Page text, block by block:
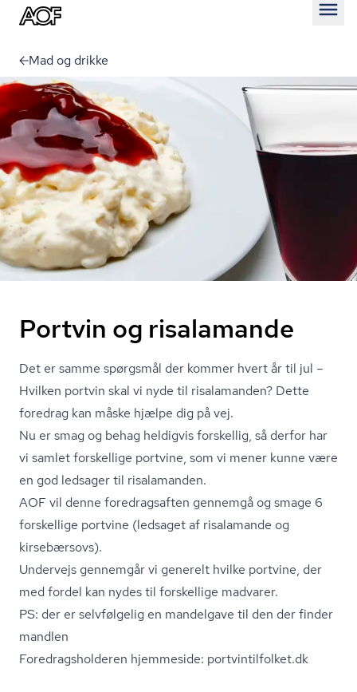
Mad og drikke
Portvin og risalamande
Det er samme spørgsmål der kommer hvert år til jul –
Hvilken portvin skal vi nyde til risalamanden? Dette
foredrag kan måske hjælpe dig på vej.
Nu er smag og behag heldigvis forskellig, så derfor har
vi samlet forskellige portvine, som vi mener kunne være
en god ledsager til risalamanden.
AOF vil denne foredragsaften gennemgå og smage 6
forskellige portvine (ledsaget af risalamande og
kirsebærsovs).
Undervejs gennemgår vi generelt hvilke portvine, der
med fordel kan nydes til forskellige madvarer.
PS: der er selvfølgelig en mandelgave til den der finder
mandlen
Fored­rags­hol­de­ren hjemmeside: po­rtvin­til­fol­ket.dk